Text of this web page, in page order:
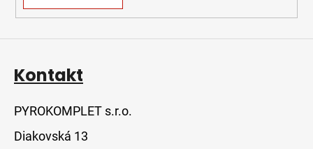
Kontakt
PYROKOMPLET s.r.o.
Diakovská 13